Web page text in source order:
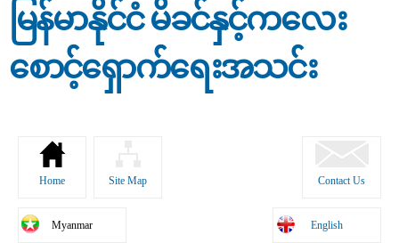
မြန်မာနိုင်ငံ မိခင်နှင့်ကလေး
စောင့်ရှောက်ရေးအသင်း
Home Site Map Contact Us
Myanmar English